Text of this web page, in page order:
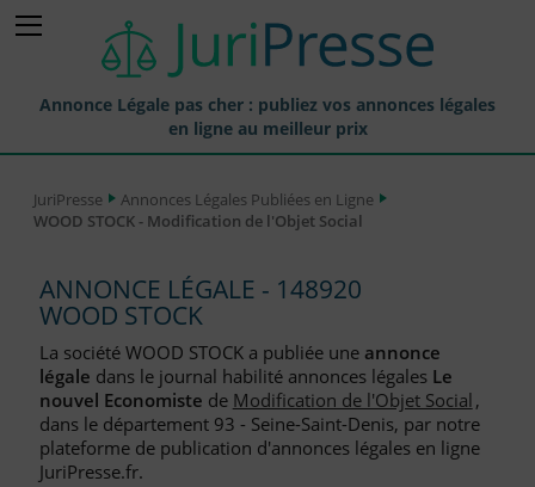
Annonce Légale pas cher : publiez vos annonces légales
en ligne au meilleur prix
Annonces Légales Publiées
Journaux Habilités (JAL) Annonces Légales
Départements pour la Publication d'Annonces Légales
Liste des Greffes
Liste des CCI
JuriPresse
Annonces Légales Publiées en Ligne
WOOD STOCK - Modification de l'Objet Social
ANNONCE LÉGALE - 148920
WOOD STOCK
La société WOOD STOCK a publiée une annonce
légale dans le journal habilité annonces légales Le
nouvel Economiste de Modification de l'Objet Social,
dans le département 93 - Seine-Saint-Denis, par notre
plateforme de publication d'annonces légales en ligne
JuriPresse.fr.